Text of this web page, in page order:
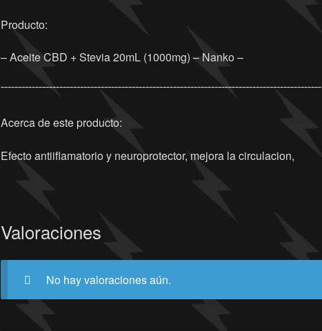
Producto:
– Aceite CBD + Stevia 20mL (1000mg) – Nanko –
¯¯¯¯¯¯¯¯¯¯¯¯¯¯¯¯¯¯¯¯¯¯¯¯¯¯¯¯¯¯¯¯¯¯¯¯¯¯¯¯¯¯¯¯¯¯¯¯¯¯¯¯¯¯¯¯¯¯¯¯¯¯¯¯¯¯¯¯¯¯¯¯¯¯¯¯¯¯¯¯¯¯¯¯¯¯¯¯¯¯¯¯¯
Acerca de este producto:
Efecto antiiflamatorio y neuroprotector, mejora la circulacion,
Valoraciones
No hay valoraciones aún.